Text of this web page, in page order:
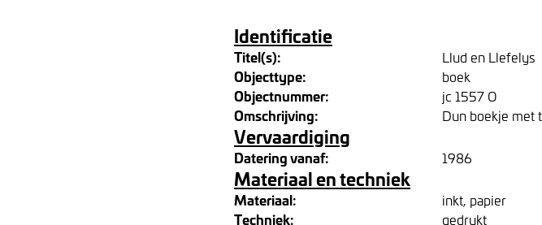
Identificatie
Titel(s): Llud en Llefelys
Objecttype: boek
Objectnummer: jc 1557 O
Omschrijving: Dun boekje met
Vervaardiging
Datering vanaf: 1986
Materiaal en techniek
Materiaal: inkt, papier
Techniek: gedrukt